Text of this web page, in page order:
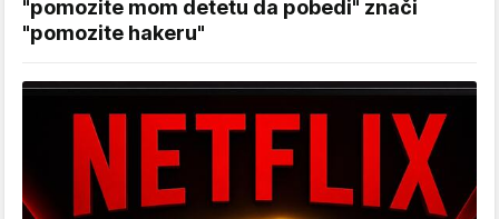
"pomozite mom detetu da pobedi" znači
"pomozite hakeru"